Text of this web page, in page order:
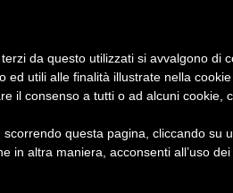
da questo utilizzati si avvalgono di
ed utili alle finalità illustrate nella
il consenso a tutti o ad alcuni cookie,
questa pagina, cliccando su
in altra maniera, acconsenti all’uso